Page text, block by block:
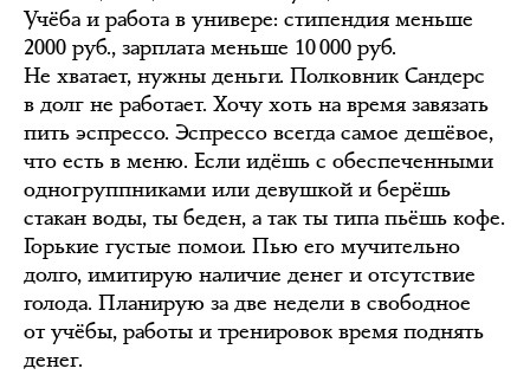
Учёба и работа в универе: стипендия меньше
2000 руб., зарплата меньше 10 000 руб.
Не хватает, нужны деньги. Полковник Сандерс
в долг не работает. Хочу хоть на время завязать
пить эспрессо. Эспрессо всегда самое дешёвое,
что есть в меню. Если идёшь с обеспеченными
одногруппниками или девушкой и берёшь
стакан воды, ты беден, а так ты типа пьёшь кофе.
Горькие густые помои. Пью его мучительно
долго, имитирую наличие денег и отсутствие
голода. Планирую за две недели в свободное
от учёбы, работы и тренировок время поднять
денег.